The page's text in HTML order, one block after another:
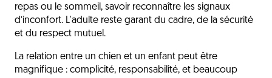
repas ou le sommeil, savoir reconnaître les signaux
d’inconfort. L'adulte reste garant du cadre, de la sécurité
et du respect mutuel.
La relation entre un chien et un enfant peut être
magnifique : complicité, responsabilité, et beaucoup